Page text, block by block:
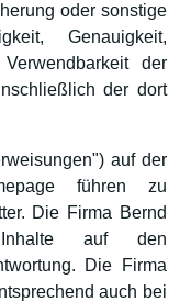
oder sonstige
Genauigkeit,
der
der dort
auf der
führen zu
Die Firma Bernd
auf den
Die Firma
auch bei